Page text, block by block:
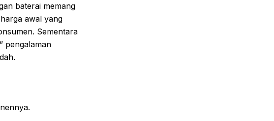
baterai memang
awal yang
Sementara
pengalaman